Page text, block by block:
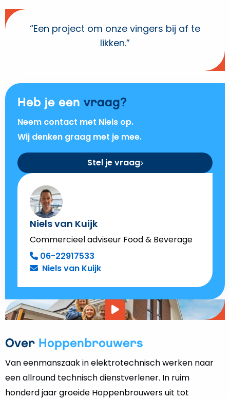
“Een project om onze vingers bij af te
likken.”
Heb je een vraag?
Neem contact met Niels op.
Wij denken graag met je mee.
Stel je vraag
Niels van Kuijk
Commercieel adviseur Food & Beverage
06-22917533
Niels van Kuijk
Over Hoppenbrouwers
Van eenmanszaak in elektrotechnisch werken naar
een allround technisch dienstverlener. In ruim
honderd jaar groeide Hoppenbrouwers uit tot
Video